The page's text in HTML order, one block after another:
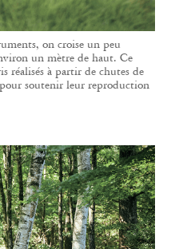
on croise un peu
un mètre de haut. Ce
réalisés à partir de chutes de
soutenir leur reproduction